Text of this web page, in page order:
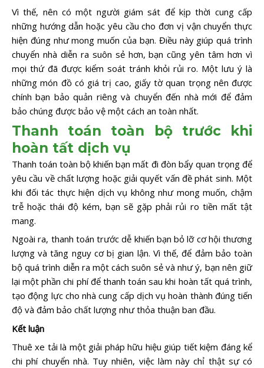
Vì thế, nên có một người giám sát để kịp thời cung cấp
những hướng dẫn hoặc yêu cầu cho đơn vị vận chuyển thực
hiện đúng như mong muốn của bạn. Điều này giúp quá trình
chuyển nhà diễn ra suôn sẻ hơn, bạn cũng yên tâm hơn vì
mọi thứ đã được kiểm soát tránh khỏi rủi ro. Một lưu ý là
những món đồ có giá trị cao, giấy tờ quan trọng nên được
chính bạn bảo quản riêng và chuyển đến nhà mới để đảm
bảo chúng được bảo vệ một cách an toàn nhất.
Thanh toán toàn bộ trước khi
hoàn tất dịch vụ
Thanh toán toàn bộ khiến bạn mất đi đòn bẩy quan trọng để
yêu cầu về chất lượng hoặc giải quyết vấn đề phát sinh. Một
khi đối tác thực hiện dịch vụ không như mong muốn, chậm
trễ hoặc thái độ kém, bạn sẽ gặp phải rủi ro tiền mất tật
mang.
Ngoài ra, thanh toán trước dễ khiến bạn bỏ lỡ cơ hội thương
lượng và tăng nguy cơ bị gian lận. Vì thế, để đảm bảo toàn
bộ quá trình diễn ra một cách suôn sẻ và như ý, bạn nên giữ
lại một phần chi phí để thanh toán sau khi hoàn tất quá trình,
tạo động lực cho nhà cung cấp dịch vụ hoàn thành đúng tiến
độ và đảm bảo chất lượng như thỏa thuận ban đầu.
Kết luận
Thuê xe tải là một giải pháp hữu hiệu giúp tiết kiệm đáng kể
chi phí chuyển nhà. Tuy nhiên, việc làm này chỉ thật sự có